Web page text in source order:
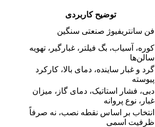
توضیح کاربردی
فن سانتریفیوژ صنعتی سنگین
کوره، آسیاب، بگ فیلتر، غبارگیر، تهویه
سالن‌ها
گرد و غبار ساینده، دمای بالا، کارکرد
پیوسته
دبی، فشار استاتیک، دمای گاز، میزان
غبار، نوع پروانه
انتخاب بر اساس نقطه نصب، نه صرفاً
ظرفیت اسمی